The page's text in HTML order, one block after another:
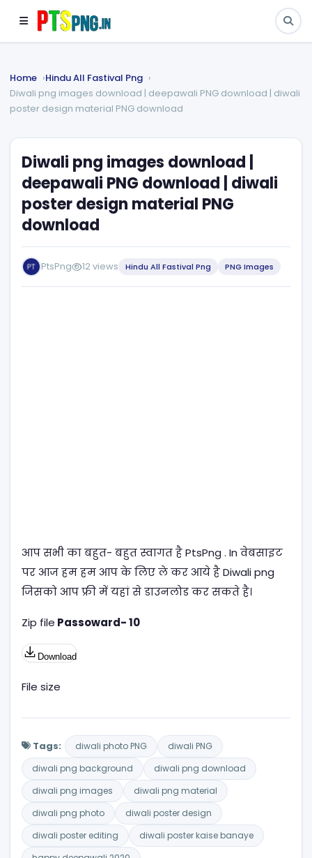
Home
Hindu All Fastival Png
Diwali png images download | deepawali PNG download | diwali
poster design material PNG download
Diwali png images download |
deepawali PNG download | diwali
poster design material PNG
download
PtsPng 12 views Hindu All Fastival Png PNG Images
आप सभी का बहुत- बहुत स्वागत है PtsPng . In वेबसाइट
पर आज हम हम आप के लिए ले कर आये है Diwali png
जिसको आप फ्री में यहां से डाउनलोड कर सकते है।
Zip file Passoward- 10
Download
File size
Tags: diwali photo PNG
diwali PNG
diwali png background
diwali png download
diwali png images
diwali png material
diwali png photo
diwali poster design
diwali poster editing
diwali poster kaise banaye